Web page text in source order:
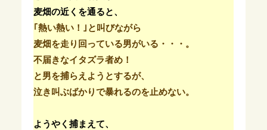
麦畑の近くを通ると、
｢熱い熱い！｣と叫びながら
麦畑を走り回っている男がいる・・・。
不届きなイタズラ者め！
と男を捕らえようとするが、
泣き叫ぶばかりで暴れるのを止めない。
ようやく捕まえて、